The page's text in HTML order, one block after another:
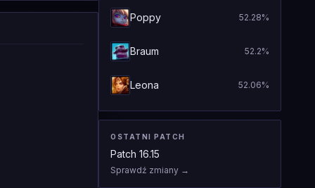
Poppy 52.28%
Braum 52.2%
Leona 52.06%
OSTATNI PATCH
Patch 16.15
Sprawdź zmiany →